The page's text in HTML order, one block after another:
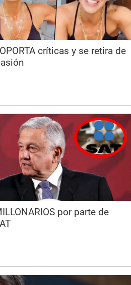
críticas y se retira de
por parte de